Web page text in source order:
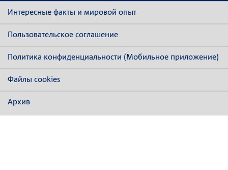
Интересные факты и мировой опыт
Пользовательское соглашение
Политика конфиденциальности (Мобильное приложение)
Файлы cookies
Архив